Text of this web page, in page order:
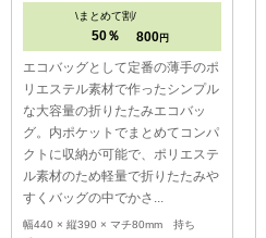
\まとめて割/
50％ 800円
エコバッグとして定番の薄手のポ
リエステル素材で作ったシンプル
な大容量の折りたたみエコバッ
グ。内ポケットでまとめてコンパ
クトに収納が可能で、ポリエステ
ル素材のため軽量で折りたたみや
すくバッグの中でかさ...
幅440 × 縦390 × マチ80mm 持ち